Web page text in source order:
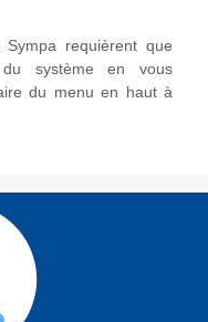
Sympa requièrent que
système en vous
du menu en haut à